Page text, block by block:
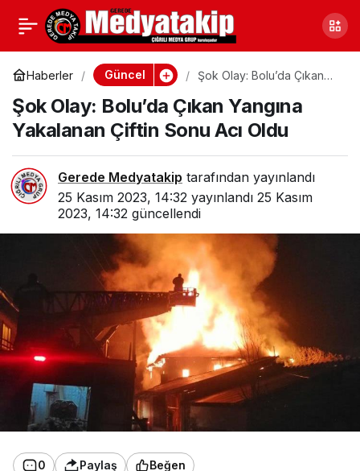
Haberler Güncel
Şok Olay: Bolu’da Çıkan
Sonu Acı Oldu
Şok Olay: Bolu’da Çıkan Yangına
Yakalanan Çiftin Sonu Acı Oldu
Gerede Medyatakip tarafından yayınlandı
25 Kasım 2023, 14:32 yayınlandı 25 Kasım
2023, 14:32 güncellendi
0 Paylaş Beğen
Şok Olay: Bolu’da Çıkan
Yangına Yakalanan
Çiftin Sonu Acı Oldu
0